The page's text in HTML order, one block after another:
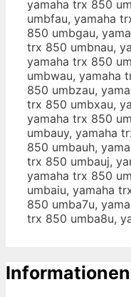
yamaha trx 850
umbfau, yamaha
850 umbgau,
trx 850 umbnau,
yamaha trx 850
umbwau, yamaha
850 umbzau,
trx 850 umbxau,
yamaha trx 850
umbauy, yamaha
850 umbauh,
trx 850 umbauj,
yamaha trx 850
umbaiu, yamaha
850 umba7u,
trx 850 umba8u,
Informationen